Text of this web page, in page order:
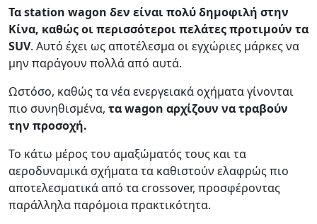
Τα station wagon δεν είναι πολύ δημοφιλή στην
Κίνα, καθώς οι περισσότεροι πελάτες προτιμούν τα
SUV. Αυτό έχει ως αποτέλεσμα οι εγχώριες μάρκες να
μην παράγουν πολλά από αυτά.
Ωστόσο, καθώς τα νέα ενεργειακά οχήματα γίνονται
πιο συνηθισμένα, τα wagon αρχίζουν να τραβούν
την προσοχή.
Το κάτω μέρος του αμαξώματός τους και τα
αεροδυναμικά σχήματα τα καθιστούν ελαφρώς πιο
αποτελεσματικά από τα crossover, προσφέροντας
παράλληλα παρόμοια πρακτικότητα.